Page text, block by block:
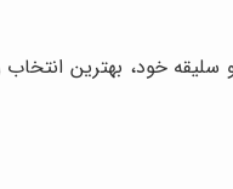
خود، بهترین